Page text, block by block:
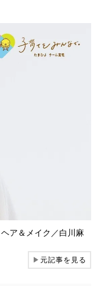
ア＆メイク／白川麻
▶元記事を見る